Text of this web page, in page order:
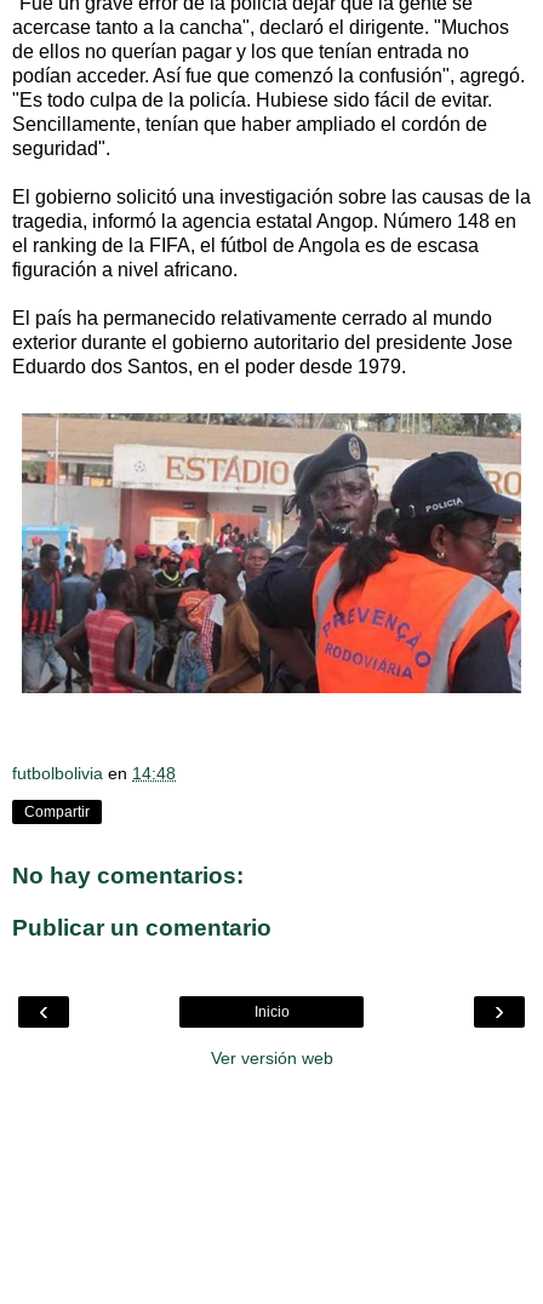
acercase tanto a la cancha", declaró el dirigente. "Muchos
de ellos no querían pagar y los que tenían entrada no
podían acceder. Así fue que comenzó la confusión", agregó.
"Es todo culpa de la policía. Hubiese sido fácil de evitar.
Sencillamente, tenían que haber ampliado el cordón de
seguridad".
El gobierno solicitó una investigación sobre las causas de la
tragedia, informó la agencia estatal Angop. Número 148 en
el ranking de la FIFA, el fútbol de Angola es de escasa
figuración a nivel africano.
El país ha permanecido relativamente cerrado al mundo
exterior durante el gobierno autoritario del presidente Jose
Eduardo dos Santos, en el poder desde 1979.
futbolbolivia en 14:48
Compartir
No hay comentarios:
Publicar un comentario
‹ ›
Inicio
Ver versión web